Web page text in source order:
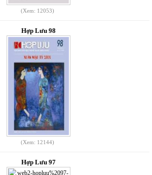
(Xem: 12053)
Hợp Lưu 98
(Xem: 12144)
Hợp Lưu 97